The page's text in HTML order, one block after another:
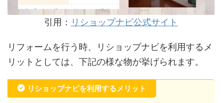
引用： リショップナビ公式サイト
リフォームを行う時、リショップナビを利用するメ
リットとしては、下記の様な物が挙げられます。
リショップナビを利用するメリット